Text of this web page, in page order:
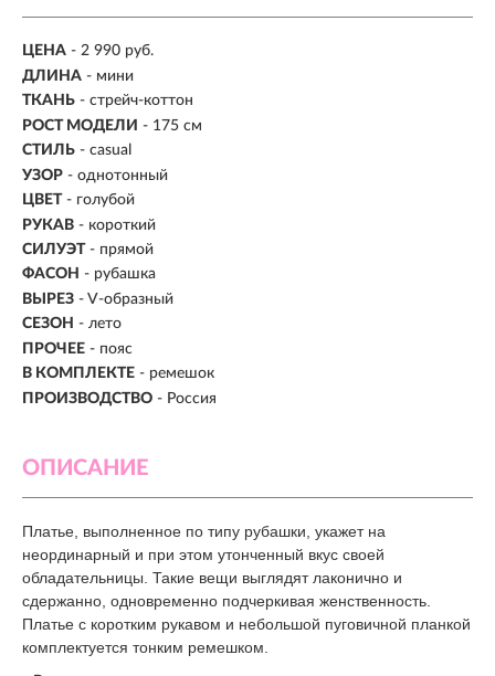
ЦЕНА - 2 990 руб.
ДЛИНА - мини
ТКАНЬ - стрейч-коттон
РОСТ МОДЕЛИ - 175 см
СТИЛЬ - casual
УЗОР - однотонный
ЦВЕТ - голубой
РУКАВ - короткий
СИЛУЭТ - прямой
ФАСОН - рубашка
ВЫРЕЗ - V-образный
СЕЗОН - лето
ПРОЧЕЕ - пояс
В КОМПЛЕКТЕ - ремешок
ПРОИЗВОДСТВО - Россия
ОПИСАНИЕ
Платье, выполненное по типу рубашки, укажет на
неординарный и при этом утонченный вкус своей
обладательницы. Такие вещи выглядят лаконично и
сдержанно, одновременно подчеркивая женственность.
Платье с коротким рукавом и небольшой пуговичной планкой
комплектуется тонким ремешком.